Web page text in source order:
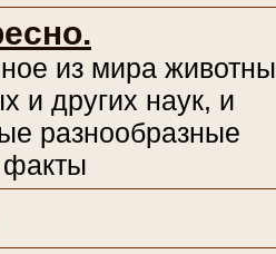
из мира
и других наук, и
разнообразные